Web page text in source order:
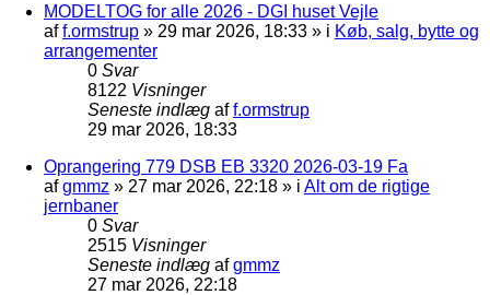
MODELTOG for alle 2026 - DGI huset Vejle
aff.ormstrup » 29 mar 2026, 18:33 » i Køb, salg, bytte og
arrangementer
0 Svar
8122 Visninger
Seneste indlæg aff.ormstrup
29 mar 2026, 18:33
Oprangering 779 DSB EB 3320 2026-03-19 Fa
afgmmz » 27 mar 2026, 22:18 » i Alt om de rigtige
jernbaner
0 Svar
2515 Visninger
Seneste indlæg afgmmz
27 mar 2026, 22:18